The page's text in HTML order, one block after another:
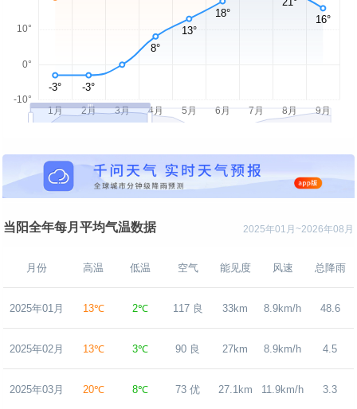
2025年01月~2026年08月
当阳全年每月平均气温数据
月份 高温 低温 空气 能见度 风速 总降雨
2025年01月 13℃ 2℃ 117 良 33km 8.9km/h 48.6
2025年02月 13℃ 3℃ 90 良 27km 8.9km/h 4.5
2025年03月 20℃ 8℃ 73 优 27.1km 11.9km/h 3.3